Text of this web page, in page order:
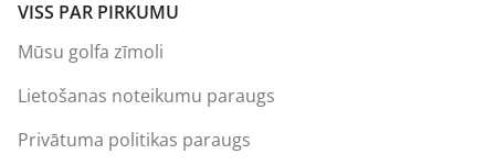
VISS PAR PIRKUMU
Mūsu golfa zīmoli
Lietošanas noteikumu paraugs
Privātuma politikas paraugs